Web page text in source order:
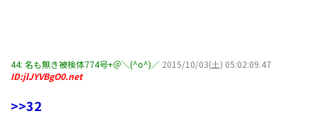
44: 名も無き被検体774号+＠＼(^o^)／ 2015/10/03(土) 05:02:09.47
ID:jlJYVBgO0.net
>>32